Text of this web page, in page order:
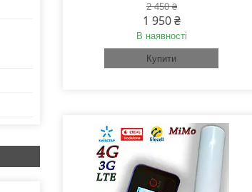
2 450 ₴
1 950 ₴
В наявності
Купити